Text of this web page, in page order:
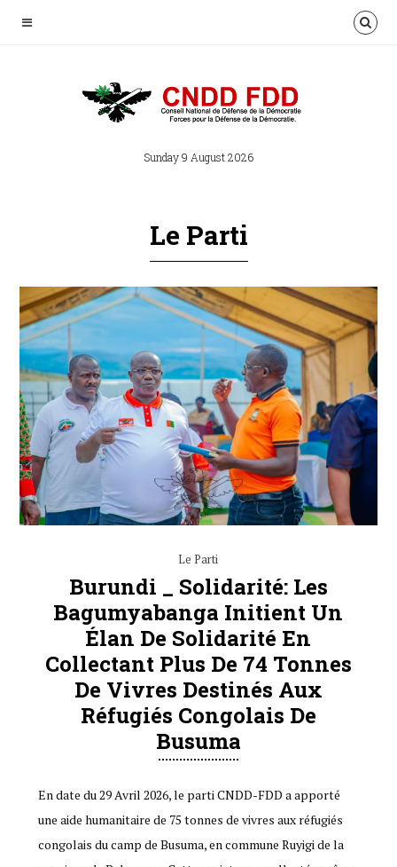
Sunday 9 August 2026
Le Parti
Le Parti
Burundi _ Solidarité: Les
Bagumyabanga Initient Un
Élan De Solidarité En
Collectant Plus De 74 Tonnes
De Vivres Destinés Aux
Réfugiés Congolais De
Busuma
En date du 29 Avril 2026, le parti CNDD-FDD a apporté
une aide humanitaire de 75 tonnes de vivres aux réfugiés
congolais du camp de Busuma, en commune Ruyigi de la